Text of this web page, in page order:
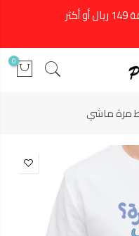
0
مرة ماشي